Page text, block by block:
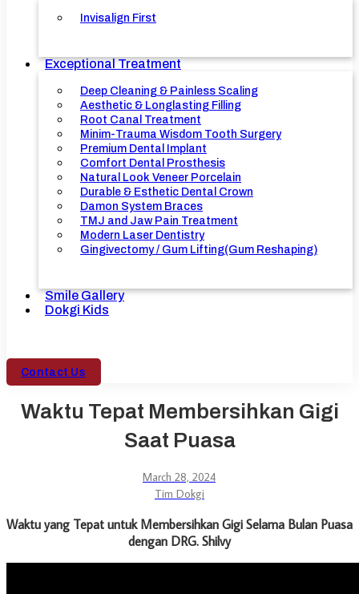
Invisalign First
Exceptional Treatment
Deep Cleaning & Painless Scaling
Aesthetic & Longlasting Filling
Root Canal Treatment
Minim-Trauma Wisdom Tooth Surgery
Premium Dental Implant
Comfort Dental Prosthesis
Natural Look Veneer Porcelain
Durable & Esthetic Dental Crown
Damon System Braces
TMJ and Jaw Pain Treatment
Modern Laser Dentistry
Gingivectomy / Gum Lifting(Gum Reshaping)
Smile Gallery
Dokgi Kids
Contact Us
Waktu Tepat Membersihkan Gigi
Saat Puasa
March 28, 2024
Tim Dokgi
Waktu yang Tepat untuk Membersihkan Gigi Selama Bulan Puasa
dengan DRG. Shilvy